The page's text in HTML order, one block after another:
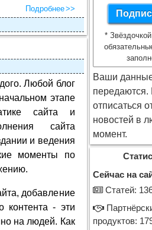
Подробнее
Любой блог
этапе
сайта и
сайта
и ведения
моменты по
добавление
контента - эти
на людей. Как
*
Ваши
отписаться
новостей в
момент.
Сейчас на
Cтатей:
продуктов: